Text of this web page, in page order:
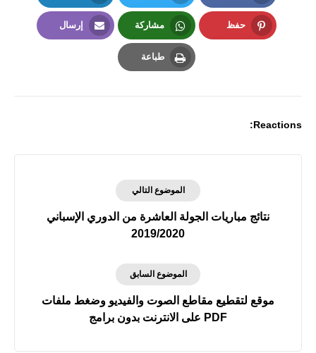
Facebook
Twitter
LinkedIn
حفظ مشاركة
Whatsapp
إرسال
طباعة
Reactions:
الموضوع التالي
نتائج مباريات الجولة العاشرة من الدوري الإسباني
2019/2020
الموضوع السابق
موقع لتقطيع مقاطع الصوت والفيديو وضغط ملفات
PDF على الانترنت بدون برامج